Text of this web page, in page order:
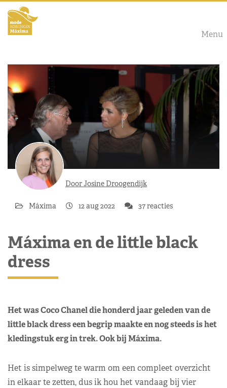
Menu
Door Josine Droogendijk
Máxima 12 aug 2022 37 reacties
Máxima en de little black
dress
Het was Coco Chanel die honderd jaar geleden van de
little black dress een begrip maakte en nog steeds is het
kledingstuk erg in trek. Ook bij Máxima.
Het is simpelweg te warm om een compleet overzicht
in elkaar te zetten, dus ik hou het vandaag bij vier